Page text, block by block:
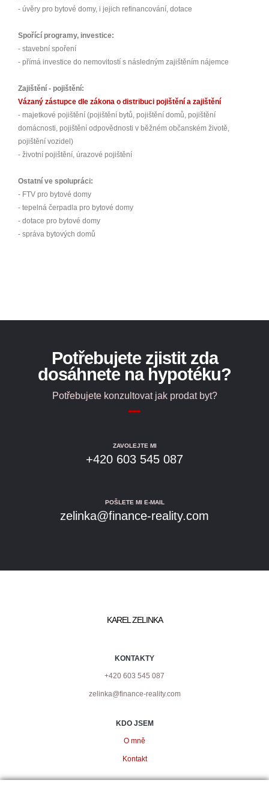
- úvěry pro bytové domy, i jejich refinancování, dotace
Spořící programy, investice:
- stavební spoření
- přímá investice do nemovitostí s následným zajištěním nájemce
Zajištění - pojištění:
Vázaný zástupce dle zákona o distribuci pojištění a zajištění
- majetkové pojištění (pojištění bytů, pojištění domů, pojištění
domácnosti, pojištění odpovědnosti v běžném občanském životě,
pojištění vozidel)
- životní pojištění, úrazové pojištění
Ostatní ve spolupráci:
- FTV pro bytové domy
- tepelná čerpadla pro bytové domy
- dotace pro bytové domy
- správa bytových domů
Potřebujete zjistit zda
dosáhnete na hypotéku?
Potřebujete konzultovat jak prodat byt?
ZAVOLEJTE MI
+420 603 545 087
POŠLETE MI E-MAIL
zelinka@finance-reality.com
KAREL ZELINKA
KONTAKTY
+420 603 545 087
zelinka@finance-reality.com
KDO JSEM
O mně
Kontakt